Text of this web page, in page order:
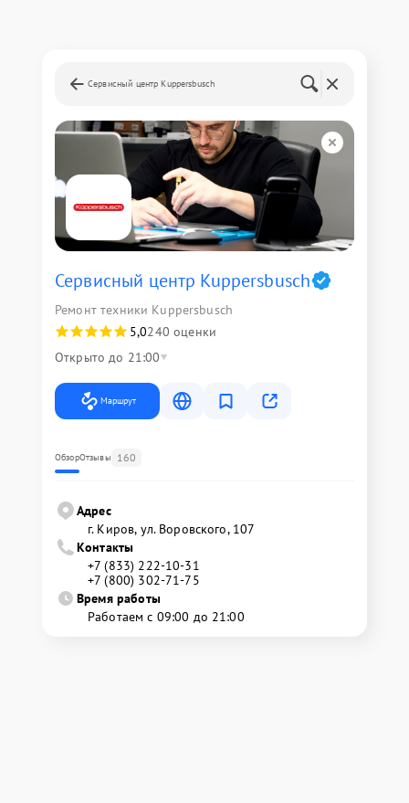
Сервисный центр Kuppersbusch
Сервисный центр Kuppersbusch
Ремонт техники Kuppersbusch
5,0240 оценки
Открыто до 21:00
Маршрут
ОбзорОтзывы 160
Адрес
г. Киров, ул. Воровского, 107
Контакты
+7 (833) 222-10-31
+7 (800) 302-71-75
Время работы
Работаем с 09:00 до 21:00